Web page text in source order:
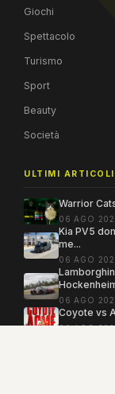
Giochi
Spettacolo
Turismo
Sport
Beauty
Società
ULTIMI ARTICOLI
Warrior
06 AGO
Kia PV5
me...
06 AGO
06 AGO
Coyote vs
06 AGO